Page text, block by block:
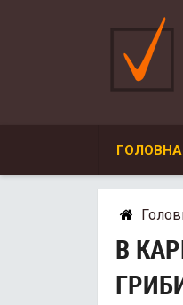
ГОЛОВНА
В